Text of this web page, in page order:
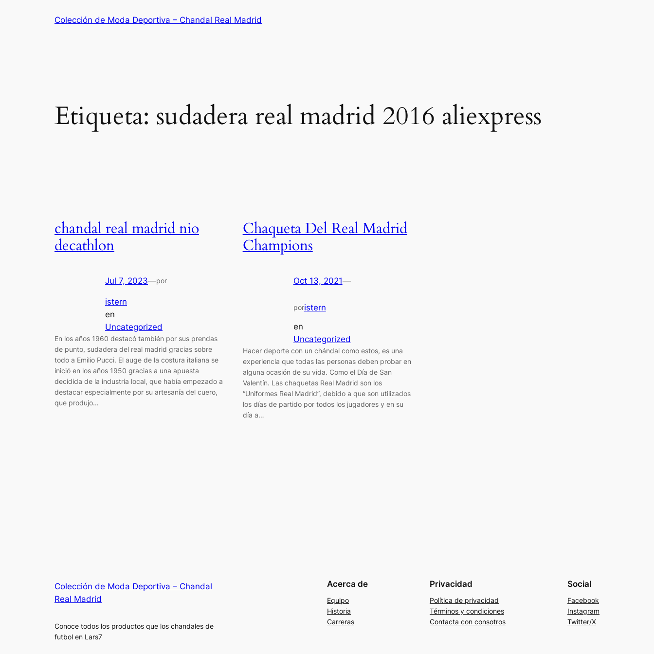
Colección de Moda Deportiva – Chandal Real Madrid
Etiqueta: sudadera real madrid 2016 aliexpress
chandal real madrid nio
decathlon
Jul 7, 2023—por
istern
en
Uncategorized
En los años 1960 destacó también por sus prendas
de punto, sudadera del real madrid gracias sobre
todo a Emilio Pucci. El auge de la costura italiana se
inició en los años 1950 gracias a una apuesta
decidida de la industria local, que había empezado a
destacar especialmente por su artesanía del cuero,
que produjo…
Chaqueta Del Real Madrid
Champions
Oct 13, 2021—
poristern
en
Uncategorized
Hacer deporte con un chándal como estos, es una
experiencia que todas las personas deben probar en
alguna ocasión de su vida. Como el Día de San
Valentín. Las chaquetas Real Madrid son los
“Uniformes Real Madrid”, debido a que son utilizados
los días de partido por todos los jugadores y en su
día a…
Colección de Moda Deportiva – Chandal
Real Madrid
Conoce todos los productos que los chandales de
futbol en Lars7
Acerca de
Equipo
Historia
Carreras
Privacidad
Política de privacidad
Términos y condiciones
Contacta con consotros
Social
Facebook
Instagram
Twitter/X